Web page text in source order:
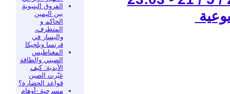
الفروق البنيوية
بين اليمين
الحاكم و
المتطرف،
واليسار في
فرنسا وبلجيكا
المغناطيس
الصيني والطاقة
الأبدية: كيف
غيّرت الصين
قواعد الحضارة؟
مسرحية -أوهام